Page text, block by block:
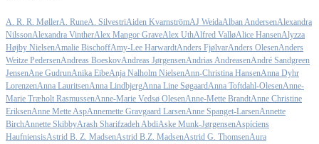
A. R. R. MøllerA. RuneA. SilvestriAiden KvarnströmAJ WeidaAlban AndersenAlexandra
NilssonAlexandra VintherAlex Mangor GraveAlex UthAlfred ValløAlice HansenAlyzza
Højby NielsenAmalie BischoffAmy-Lee HarwardtAnders FjølvarAnders OlesenAnders
Weitze PedersenAndreas BoeskovAndreas JørgensenAndrias AndreasenAndré Sandgreen
JensenAne GudrunAnika EibeAnja Nalholm NielsenAnn-Christina HansenAnna Dyhr
LorenzenAnna LauritsenAnna LindbjergAnna Line SøgaardAnna Toftdahl-OlesenAnne-
Marie Træholt RasmussenAnne-Marie Vedsø OlesenAnne-Mette BrandtAnne Christine
EriksenAnne Mette AspAnnemette Gravgaard LarsenAnne Spanget-LarsenAnnette
BirchAnnette SkibbyArash Sharifzadeh AbdiAske Munk-JørgensenAspíciens
HaufniensisAstrid B. Z. MadsenAstrid B.Z. MadsenAstrid G. ThomsenAura